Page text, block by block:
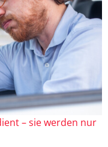
– sie werden nur